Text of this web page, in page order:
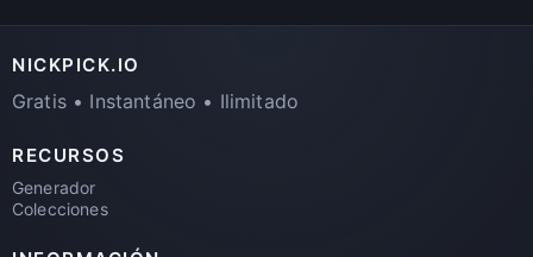
NICKPICK.IO
Gratis • Instantáneo • Ilimitado
RECURSOS
Generador
Colecciones